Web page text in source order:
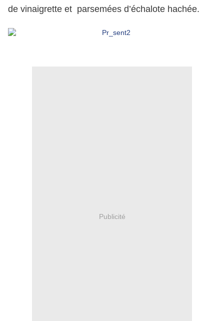
de vinaigrette et parsemées d’échalote hachée.
Publicité